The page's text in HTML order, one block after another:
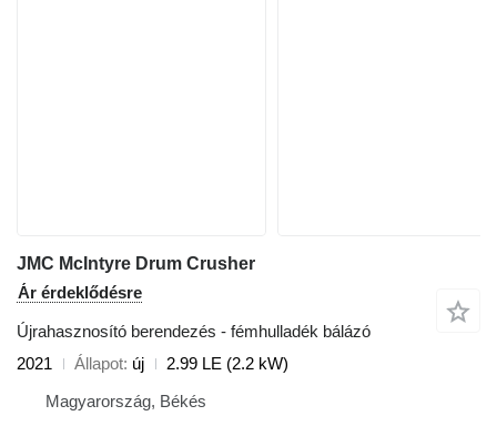
JMC McIntyre Drum Crusher
Ár érdeklődésre
Újrahasznosító berendezés - fémhulladék bálázó
2021
Állapot új
2.99 LE (2.2 kW)
Magyarország, Békés